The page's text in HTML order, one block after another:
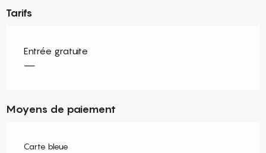
Tarifs
Entrée gratuite
—
Moyens de paiement
Carte bleue